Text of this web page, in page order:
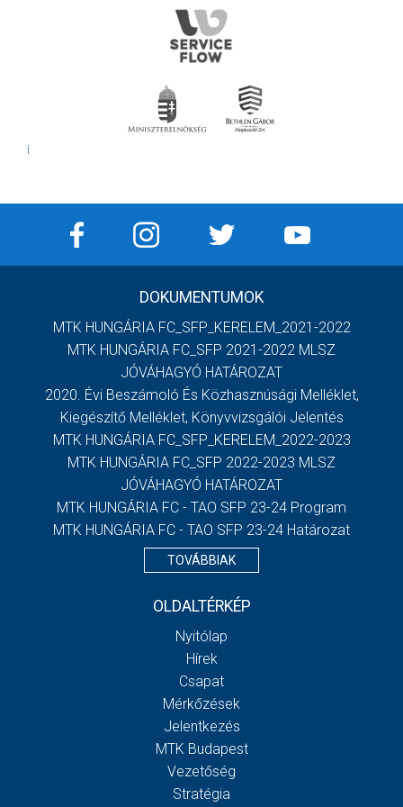
DOKUMENTUMOK
MTK HUNGÁRIA FC_SFP_KERELEM_2021-2022
MTK HUNGÁRIA FC_SFP 2021-2022 MLSZ
JÓVÁHAGYÓ HATÁROZAT
2020. Évi Beszámoló És Közhasznúsági Melléklet,
Kiegészítő Melléklet, Könyvvizsgálói Jelentés
MTK HUNGÁRIA FC_SFP_KERELEM_2022-2023
MTK HUNGÁRIA FC_SFP 2022-2023 MLSZ
JÓVÁHAGYÓ HATÁROZAT
MTK HUNGÁRIA FC - TAO SFP 23-24 Program
MTK HUNGÁRIA FC - TAO SFP 23-24 Határozat
TOVÁBBIAK
OLDALTÉRKÉP
Nyitólap
Hírek
Csapat
Mérkőzések
Jelentkezés
MTK Budapest
Vezetőség
Stratégia